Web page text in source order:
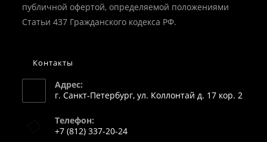
публичной офертой, определяемой положениями
Статьи 437 Гражданского кодекса РФ.
Контакты
Адрес:
г. Санкт-Петербург, ул. Коллонтай д. 17 кор. 2
Телефон:
+7 (812) 337-20-24